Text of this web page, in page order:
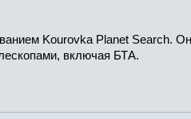
Kourovka Planet Search.
включая БТА.